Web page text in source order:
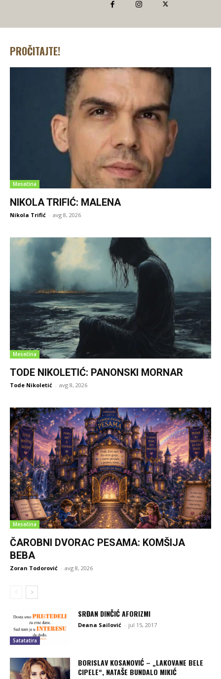
PROČITAJTE!
Mesečina
NIKOLA TRIFIĆ: MALENA
Nikola Trifić - avg 8, 2026
Mesečina
TODE NIKOLETIĆ: PANONSKI MORNAR
Tode Nikoletić - avg 8, 2026
Mesečina
ČAROBNI DVORAC PESAMA: KOMŠIJA
BEBA
Zoran Todorović - avg 8, 2026
Satatatira
SRĐAN DINČIĆ AFORIZMI
Deana Sailović - jul 15, 2017
BORISLAV KOSANOVIĆ – „LAKOVANE BELE
CIPELE“, NATAŠE BUNDALO MIKIĆ